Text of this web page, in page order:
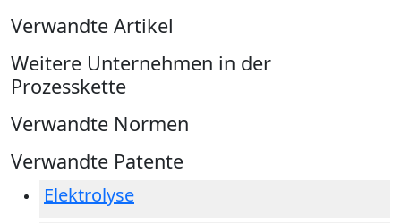
Verwandte Artikel
Weitere Unternehmen in der
Prozesskette
Verwandte Normen
Verwandte Patente
Elektrolyse